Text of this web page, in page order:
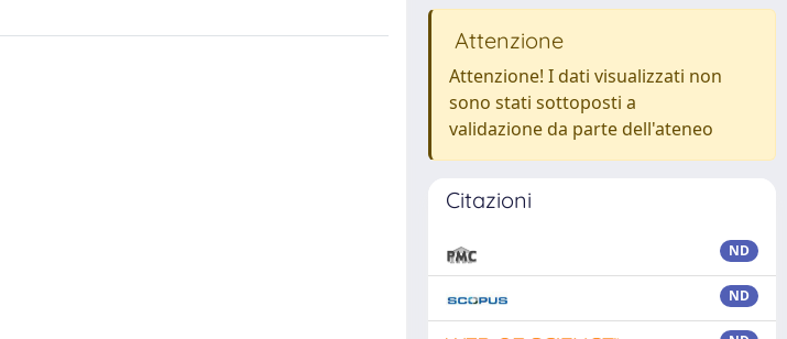
Attenzione
Attenzione! I dati visualizzati non
sono stati sottoposti a
validazione da parte dell'ateneo
Citazioni
ND
ND